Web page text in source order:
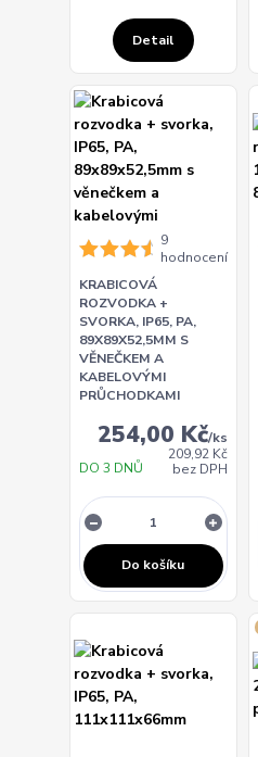
Detail
9
hodnocení
KRABICOVÁ
ROZVODKA +
SVORKA, IP65, PA,
89X89X52,5MM S
VĚNEČKEM A
KABELOVÝMI
PRŮCHODKAMI
254,00 Kč/ks
209,92 Kč
bez DPH
DO 3 DNŮ
Do košíku